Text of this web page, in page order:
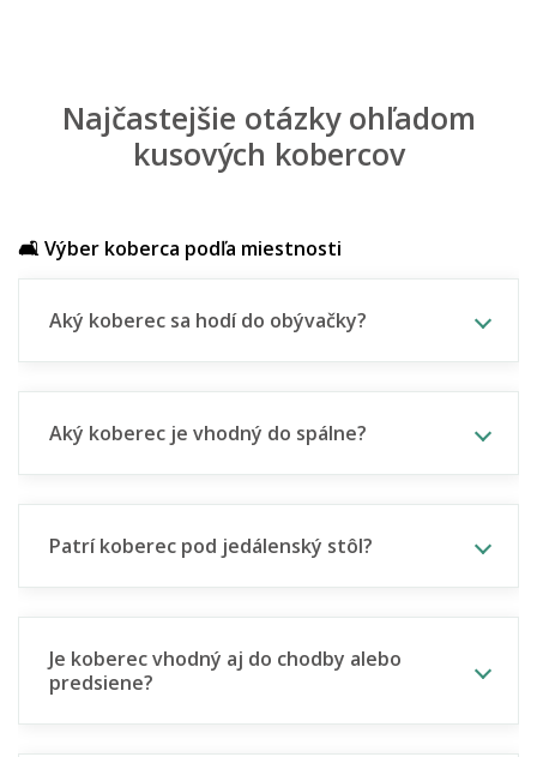
Najčastejšie otázky ohľadom
kusových kobercov
🛋️ Výber koberca podľa miestnosti
Aký koberec sa hodí do obývačky?
Aký koberec je vhodný do spálne?
Patrí koberec pod jedálenský stôl?
Je koberec vhodný aj do chodby alebo
predsiene?